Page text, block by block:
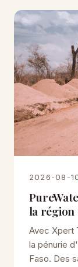
2026-08-
la région
Avec Xpert
la pénurie
Faso. Des